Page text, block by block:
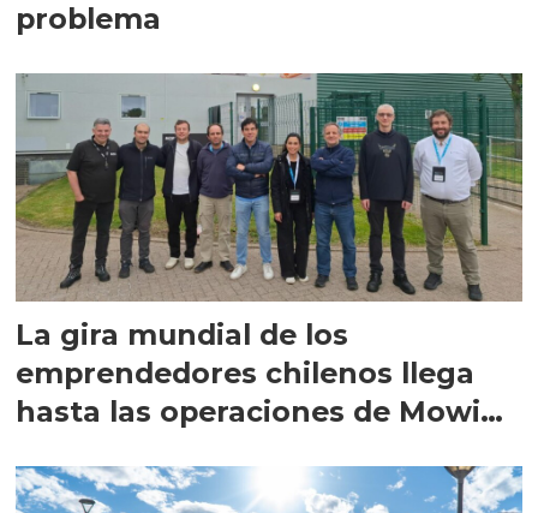
problema
La gira mundial de los
emprendedores chilenos llega
hasta las operaciones de Mowi